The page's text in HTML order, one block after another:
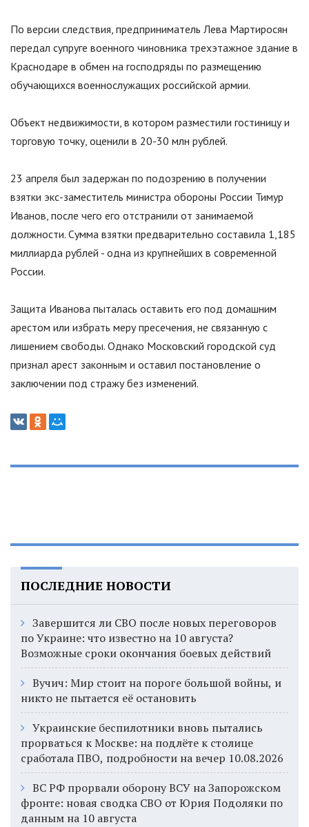
По версии следствия, предприниматель Лева Мартиросян
передал супруге военного чиновника трехэтажное здание в
Краснодаре в обмен на господряды по размещению
обучающихся военнослужащих российской армии.
Объект недвижимости, в котором разместили гостиницу и
торговую точку, оценили в 20-30 млн рублей.
23 апреля был задержан по подозрению в получении
взятки экс-заместитель министра обороны России Тимур
Иванов, после чего его отстранили от занимаемой
должности. Сумма взятки предварительно составила 1,185
миллиарда рублей - одна из крупнейших в современной
России.
Защита Иванова пыталась оставить его под домашним
арестом или избрать меру пресечения, не связанную с
лишением свободы. Однако Московский городской суд
признал арест законным и оставил постановление о
заключении под стражу без изменений.
ПОСЛЕДНИЕ НОВОСТИ
Завершится ли СВО после новых переговоров
по Украине: что известно на 10 августа?
Возможные сроки окончания боевых действий
Вучич: Мир стоит на пороге большой войны, и
никто не пытается её остановить
Украинские беспилотники вновь пытались
прорваться к Москве: на подлёте к столице
сработала ПВО, подробности на вечер 10.08.2026
ВС РФ прорвали оборону ВСУ на Запорожском
фронте: новая сводка СВО от Юрия Подоляки по
данным на 10 августа